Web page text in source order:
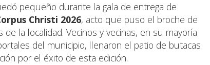
pequeño durante la gala de entrega de
Christi 2026, acto que puso el broche de
la localidad. Vecinos y vecinas, en su mayoría
del municipio, llenaron el patio de butacas
por el éxito de esta edición.